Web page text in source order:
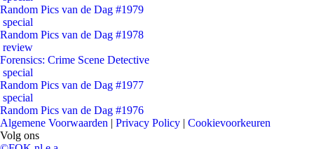
Random Pics van de Dag #1979
special
Random Pics van de Dag #1978
review
Forensics: Crime Scene Detective
special
Random Pics van de Dag #1977
special
Random Pics van de Dag #1976
Algemene Voorwaarden | Privacy Policy | Cookievoorkeuren
Volg ons